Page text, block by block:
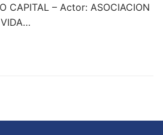
CAPITAL – Actor: ASOCIACION